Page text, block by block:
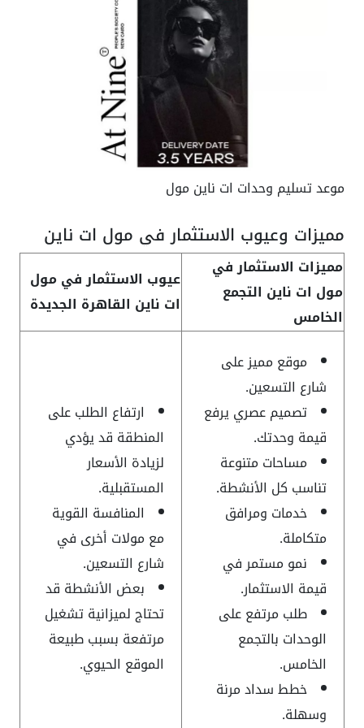
موعد تسليم وحدات ات ناين مول
مميزات وعيوب الاستثمار في مول ات ناين
مميزات الاستثمار في
مول ات ناين التجمع
الخامس
عيوب الاستثمار في مول
ات ناين القاهرة الجديدة
موقع مميز على
شارع التسعين.
تصميم عصري يرفع
قيمة وحدتك.
مساحات متنوعة
تناسب كل الأنشطة.
خدمات ومرافق
متكاملة.
نمو مستمر في
قيمة الاستثمار.
طلب مرتفع على
الوحدات بالتجمع
الخامس.
خطط سداد مرنة
وسهلة.
ارتفاع الطلب على
المنطقة قد يؤدي
لزيادة الأسعار
المستقبلية.
المنافسة القوية
مع مولات أخرى في
شارع التسعين.
بعض الأنشطة قد
تحتاج لميزانية تشغيل
مرتفعة بسبب طبيعة
الموقع الحيوي.